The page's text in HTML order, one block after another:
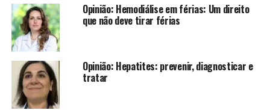
Opinião: Hemodiálise em férias: Um direito
que não deve tirar férias
Opinião: Hepatites: prevenir, diagnosticar e
tratar